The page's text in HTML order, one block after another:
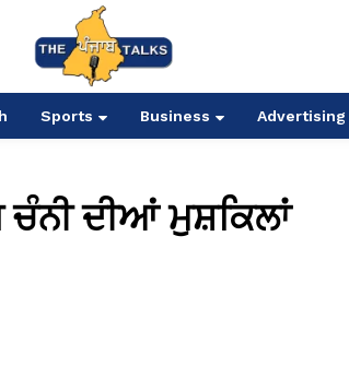
Sports Business Advertising
ਚੰਨੀ ਦੀਆਂ ਮੁਸ਼ਕਿਲਾਂ